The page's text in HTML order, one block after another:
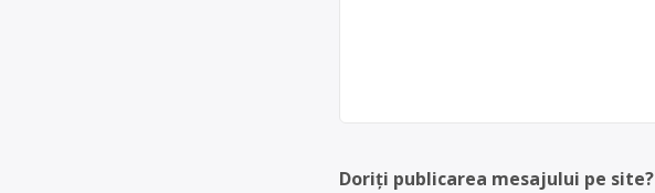
Doriți publicarea mesajului pe site?